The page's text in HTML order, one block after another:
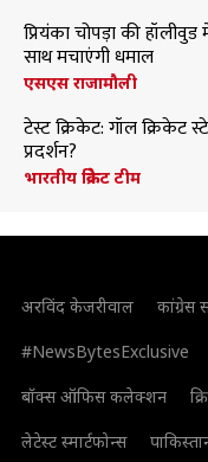
प्रियंका चोपड़ा की
साथ मचाएंगी धमाल
एसएस राजामौली
टेस्ट क्रिकेट: गॉल क्रिकेट
प्रदर्शन?
भारतीय क्रिकेट टीम
अरविंद केजरीवाल कांग्रेस
#NewsBytesExclusive
बॉक्स ऑफिस कलेक्शन
लेटेस्ट स्मार्टफोन्स